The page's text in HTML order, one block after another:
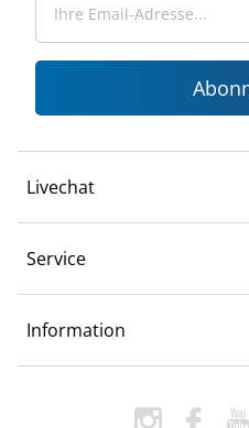
Livechat
Service
Information